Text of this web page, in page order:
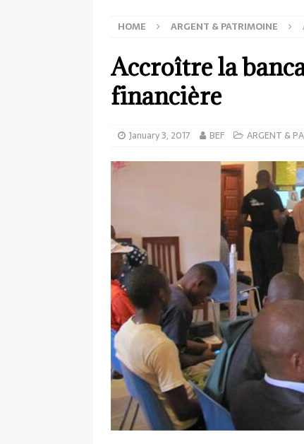
HOME ARGENT & PATRIMOINE
Accroître la
financière
January 3, 2017 BEF ARGENT &